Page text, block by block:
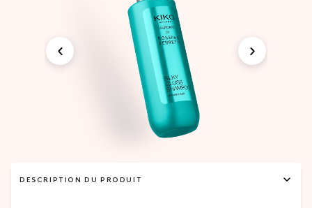
DESCRIPTION DU PRODUIT